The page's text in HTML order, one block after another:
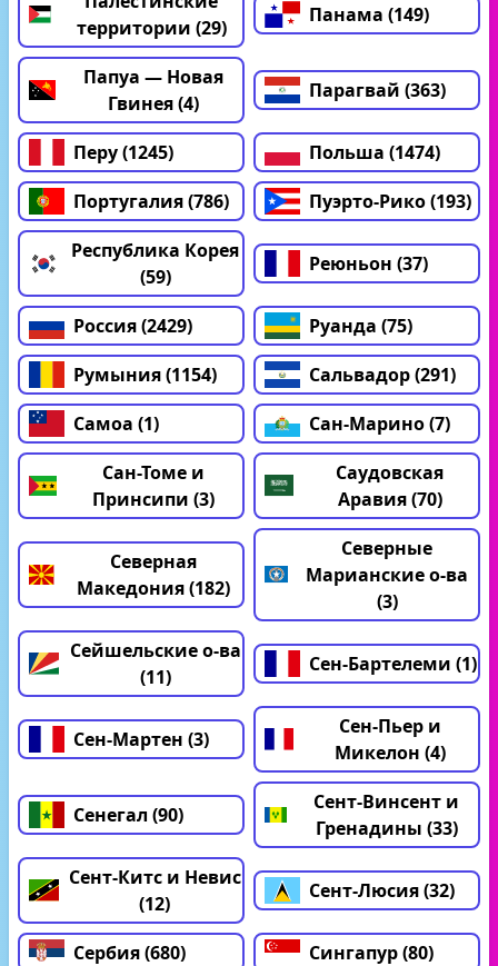
территории (29)
Панама (149)
Папуа — Новая
Гвинея (4)
Парагвай (363)
Перу (1245)
Польша (1474)
Португалия (786)
Пуэрто-Рико (193)
Республика Корея
(59)
Реюньон (37)
Россия (2429)
Руанда (75)
Румыния (1154)
Сальвадор (291)
Самоа (1)
Сан-Марино (7)
Сан-Томе и
Принсипи (3)
Саудовская
Аравия (70)
Северная
Македония (182)
Северные
Марианские о-ва
(3)
Сейшельские о-ва
(11)
Сен-Бартелеми (1)
Сен-Мартен (3)
Сен-Пьер и
Микелон (4)
Сенегал (90)
Сент-Винсент и
Гренадины (33)
Сент-Китс и Невис
(12)
Сент-Люсия (32)
Сербия (680)
Сингапур (80)